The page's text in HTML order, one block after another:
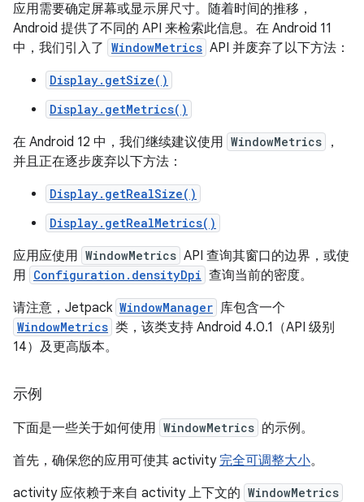
应用需要确定屏幕或显示屏尺寸。随着时间的推移，
Android 提供了不同的 API 来检索此信息。在 Android 11
中，我们引入了 WindowMetrics API 并废弃了以下方法：
Display.getSize()
Display.getMetrics()
在 Android 12 中，我们继续建议使用 WindowMetrics
，
并且正在逐步废弃以下方法：
Display.getRealSize()
Display.getRealMetrics()
应用应使用 WindowMetrics API 查询其窗口的边界，或使
用 Configuration.densityDpi 查询当前的密度。
请注意，Jetpack WindowManager 库包含一个
WindowMetrics 类，该类支持 Android 4.0.1（API 级别
14）及更高版本。
示例
下面是一些关于如何使用 WindowMetrics 的示例。
首先，确保您的应用可使其 activity 完全可调整大小。
activity 应依赖于来自 activity 上下文的 WindowMetrics